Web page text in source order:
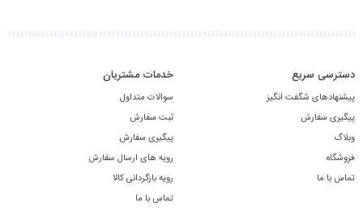
دسترسی سریع
پیشنهادهای شگفت انگیز
پیگیری سفارش
وبلاگ
فروشگاه
تماس با ما
خدمات مشتریان
سوالات متداول
ثبت سفارش
پیگیری سفارش
رویه های ارسال سفارش
رویه بازگردانی کالا
تماس با ما